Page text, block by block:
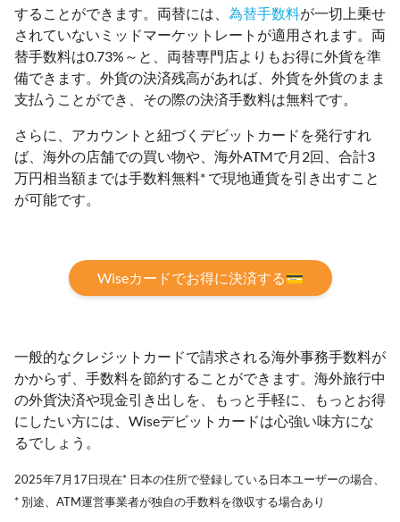
することができます。両替には、 為替手数料が一切上乗せ
されていないミッドマーケットレートが適用されます。両
替手数料は0.73%～と、両替専門店よりもお得に外貨を準
備できます。外貨の決済残高があれば、外貨を外貨のまま
支払うことができ、その際の決済手数料は無料です。
さらに、アカウントと紐づくデビットカードを発行すれ
ば、海外の店舗での買い物や、海外ATMで月2回、合計3
万円相当額までは手数料無料* で現地通貨を引き出すこと
が可能です。
Wiseカードでお得に決済する💳
一般的なクレジットカードで請求される海外事務手数料が
かからず、手数料を節約することができます。海外旅行中
の外貨決済や現金引き出しを、もっと手軽に、もっとお得
にしたい方には、Wiseデビットカードは心強い味方にな
るでしょう。
2025年7月17日現在* 日本の住所で登録している日本ユーザーの場合、
* 別途、ATM運営事業者が独自の手数料を徴収する場合あり